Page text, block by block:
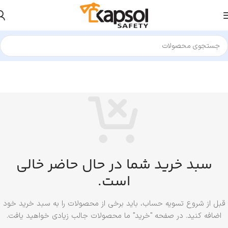
سبد خرید شما در حال حاضر خالی
است.
قبل از شروع تسویه حساب، باید برخی از محصولات را به سبد خرید خود
اضافه کنید. در صفحه "خرید" ما محصولات جالب زیادی خواهید یافت.